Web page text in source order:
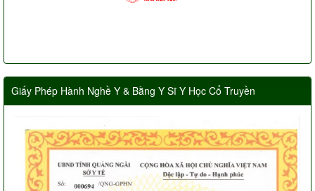
Giấy Phép Hành Nghề Y & Bằng Y Sĩ Y Học Cổ Truyền